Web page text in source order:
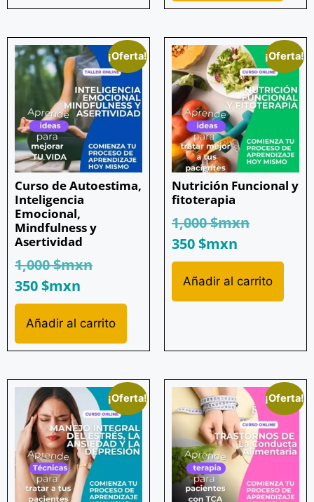
¡Oferta!
Curso de Autoestima,
Inteligencia
Emocional,
Mindfulness y
Asertividad
1,000$mxn
350$mxn
Añadir al carrito
¡Oferta!
Nutrición Funcional y
fitoterapia
1,000$mxn
350$mxn
Añadir al carrito
¡Oferta! ¡Oferta!